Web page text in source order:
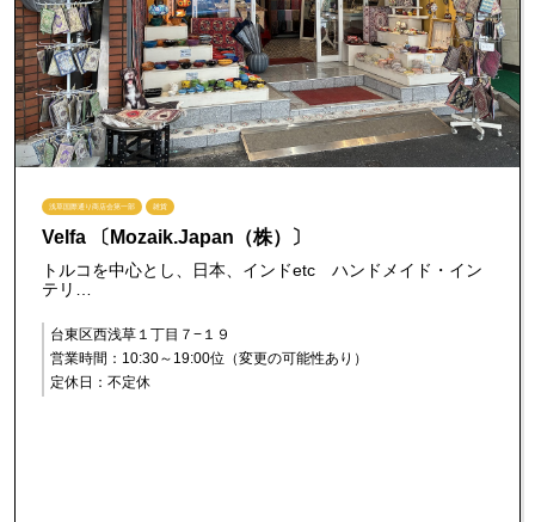
浅草国際通り商店会第一部 雑貨
Velfa 〔Mozaik.Japan（株）〕
トルコを中心とし、日本、インドetc ハンドメイド・イン
テリ…
台東区西浅草１丁目７−１９
営業時間：10:30～19:00位（変更の可能性あり）
定休日：不定休